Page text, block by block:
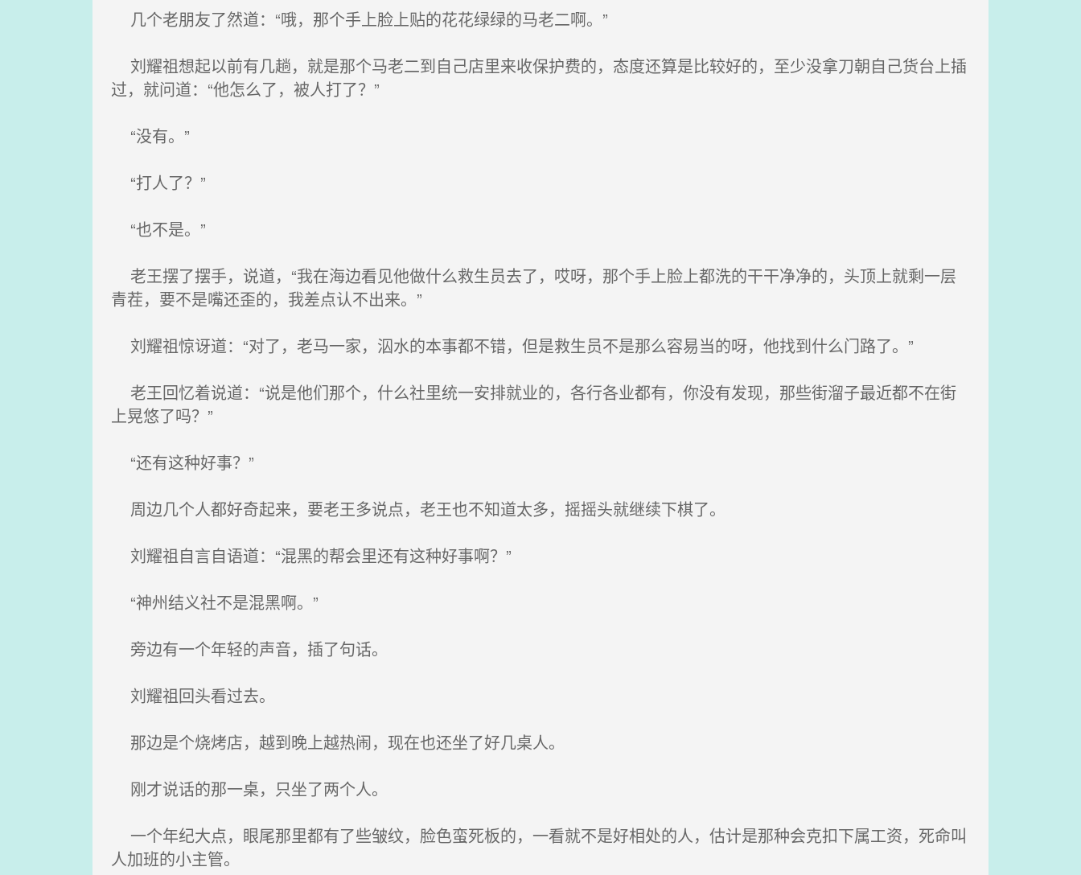
几个老朋友了然道：“哦，那个手上脸上贴的花花绿绿的马老二啊。”
刘耀祖想起以前有几趟，就是那个马老二到自己店里来收保护费的，态度还算是比较好的，至少没拿刀朝自己货台上插
过，就问道：“他怎么了，被人打了？”
“没有。”
“打人了？”
“也不是。”
老王摆了摆手，说道，“我在海边看见他做什么救生员去了，哎呀，那个手上脸上都洗的干干净净的，头顶上就剩一层
青茬，要不是嘴还歪的，我差点认不出来。”
刘耀祖惊讶道：“对了，老马一家，泅水的本事都不错，但是救生员不是那么容易当的呀，他找到什么门路了。”
老王回忆着说道：“说是他们那个，什么社里统一安排就业的，各行各业都有，你没有发现，那些街溜子最近都不在街
上晃悠了吗？”
“还有这种好事？”
周边几个人都好奇起来，要老王多说点，老王也不知道太多，摇摇头就继续下棋了。
刘耀祖自言自语道：“混黑的帮会里还有这种好事啊？”
“神州结义社不是混黑啊。”
旁边有一个年轻的声音，插了句话。
刘耀祖回头看过去。
那边是个烧烤店，越到晚上越热闹，现在也还坐了好几桌人。
刚才说话的那一桌，只坐了两个人。
一个年纪大点，眼尾那里都有了些皱纹，脸色蛮死板的，一看就不是好相处的人，估计是那种会克扣下属工资，死命叫
人加班的小主管。